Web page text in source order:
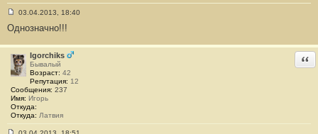
о
о
б
щ
е
н
и
е
#
3
9
03.04.2013, 18:40
Однозначно!!!
Igorchiks
Бывалый
Возраст: 42
Репутация: 12
Сообщения: 237
Имя: Игорь
Откуда:
Откуда: Латвия